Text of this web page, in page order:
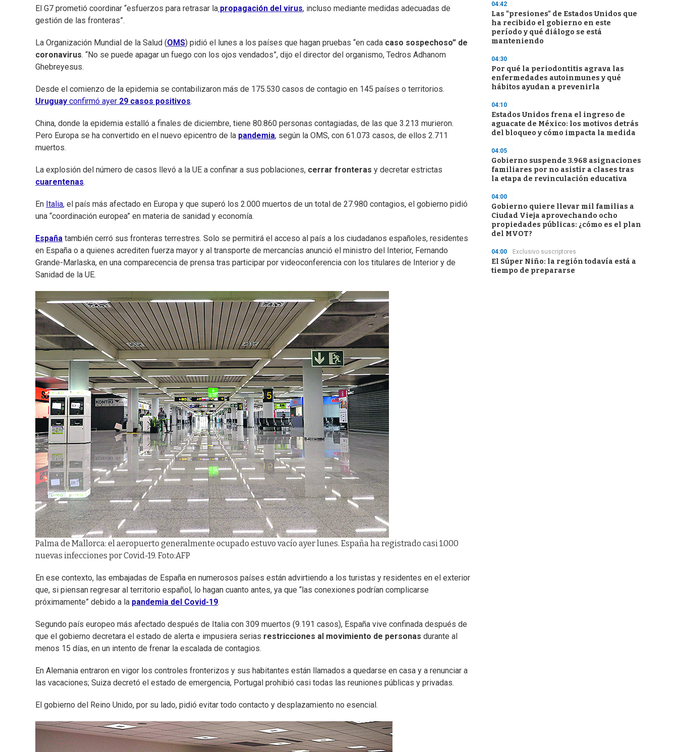
El G7 prometió coordinar “esfuerzos para retrasar la propagación del virus, incluso mediante medidas adecuadas de
gestión de las fronteras”.
La Organización Mundial de la Salud (OMS) pidió el lunes a los países que hagan pruebas “en cada caso sospechoso” de
coronavirus. “No se puede apagar un fuego con los ojos vendados”, dijo el director del organismo, Tedros Adhanom
Ghebreyesus.
Desde el comienzo de la epidemia se contabilizaron más de 175.530 casos de contagio en 145 países o territorios.
Uruguay confirmó ayer 29 casos positivos.
China, donde la epidemia estalló a finales de diciembre, tiene 80.860 personas contagiadas, de las que 3.213 murieron.
Pero Europa se ha convertido en el nuevo epicentro de la pandemia, según la OMS, con 61.073 casos, de ellos 2.711
muertos.
La explosión del número de casos llevó a la UE a confinar a sus poblaciones, cerrar fronteras y decretar estrictas
cuarentenas.
En Italia, el país más afectado en Europa y que superó los 2.000 muertos de un total de 27.980 contagios, el gobierno pidió
una “coordinación europea” en materia de sanidad y economía.
España también cerró sus fronteras terrestres. Solo se permitirá el acceso al país a los ciudadanos españoles, residentes
en España o a quienes acrediten fuerza mayor y al transporte de mercancías anunció el ministro del Interior, Fernando
Grande-Marlaska, en una comparecencia de prensa tras participar por videoconferencia con los titulares de Interior y de
Sanidad de la UE.
Palma de Mallorca: el aeropuerto generalmente ocupado estuvo vacío ayer lunes. España ha registrado casi 1.000
nuevas infecciones por Covid-19. Foto:AFP
En ese contexto, las embajadas de España en numerosos países están advirtiendo a los turistas y residentes en el exterior
que, si piensan regresar al territorio español, lo hagan cuanto antes, ya que “las conexiones podrían complicarse
próximamente” debido a la pandemia del Covid-19.
Segundo país europeo más afectado después de Italia con 309 muertos (9.191 casos), España vive confinada después de
que el gobierno decretara el estado de alerta e impusiera serias restricciones al movimiento de personas durante al
menos 15 días, en un intento de frenar la escalada de contagios.
En Alemania entraron en vigor los controles fronterizos y sus habitantes están llamados a quedarse en casa y a renunciar a
las vacaciones; Suiza decretó el estado de emergencia, Portugal prohibió casi todas las reuniones públicas y privadas.
El gobierno del Reino Unido, por su lado, pidió evitar todo contacto y desplazamiento no esencial.
04:42
Las "presiones" de Estados Unidos que
ha recibido el gobierno en este
período y qué diálogo se está
manteniendo
04:30
Por qué la periodontitis agrava las
enfermedades autoinmunes y qué
hábitos ayudan a prevenirla
04:10
Estados Unidos frena el ingreso de
aguacate de México: los motivos detrás
del bloqueo y cómo impacta la medida
04:05
Gobierno suspende 3.968 asignaciones
familiares por no asistir a clases tras
la etapa de revinculación educativa
04:00
Gobierno quiere llevar mil familias a
Ciudad Vieja aprovechando ocho
propiedades públicas: ¿cómo es el plan
del MVOT?
04:00 Exclusivo suscriptores
El Súper Niño: la región todavía está a
tiempo de prepararse